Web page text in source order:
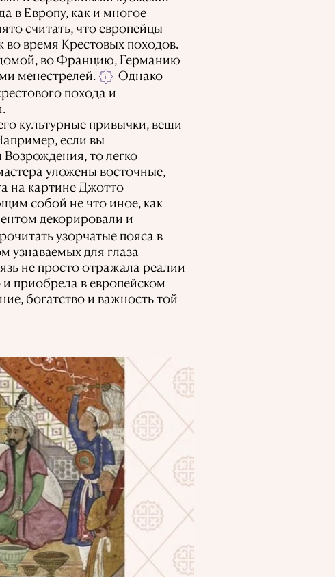
в Европу, как и многое
считать, что европейцы
время Крестовых походов.
во Францию, Германию
менестрелей.
i
Однако
похода и
культурные привычки, вещи
если вы
то легко
уложены восточные,
на картине Джотто
собой не что иное, как
декорировали и
узорчатые пояса в
узнаваемых для глаза
не просто отражала реалии
приобрела в европейском
богатство и важность той